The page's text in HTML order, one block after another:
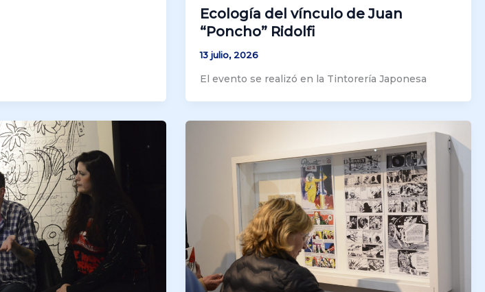
Ecología del vínculo de Juan
“Poncho” Ridolfi
13 julio, 2026
El evento se realizó en la Tintorería Japonesa